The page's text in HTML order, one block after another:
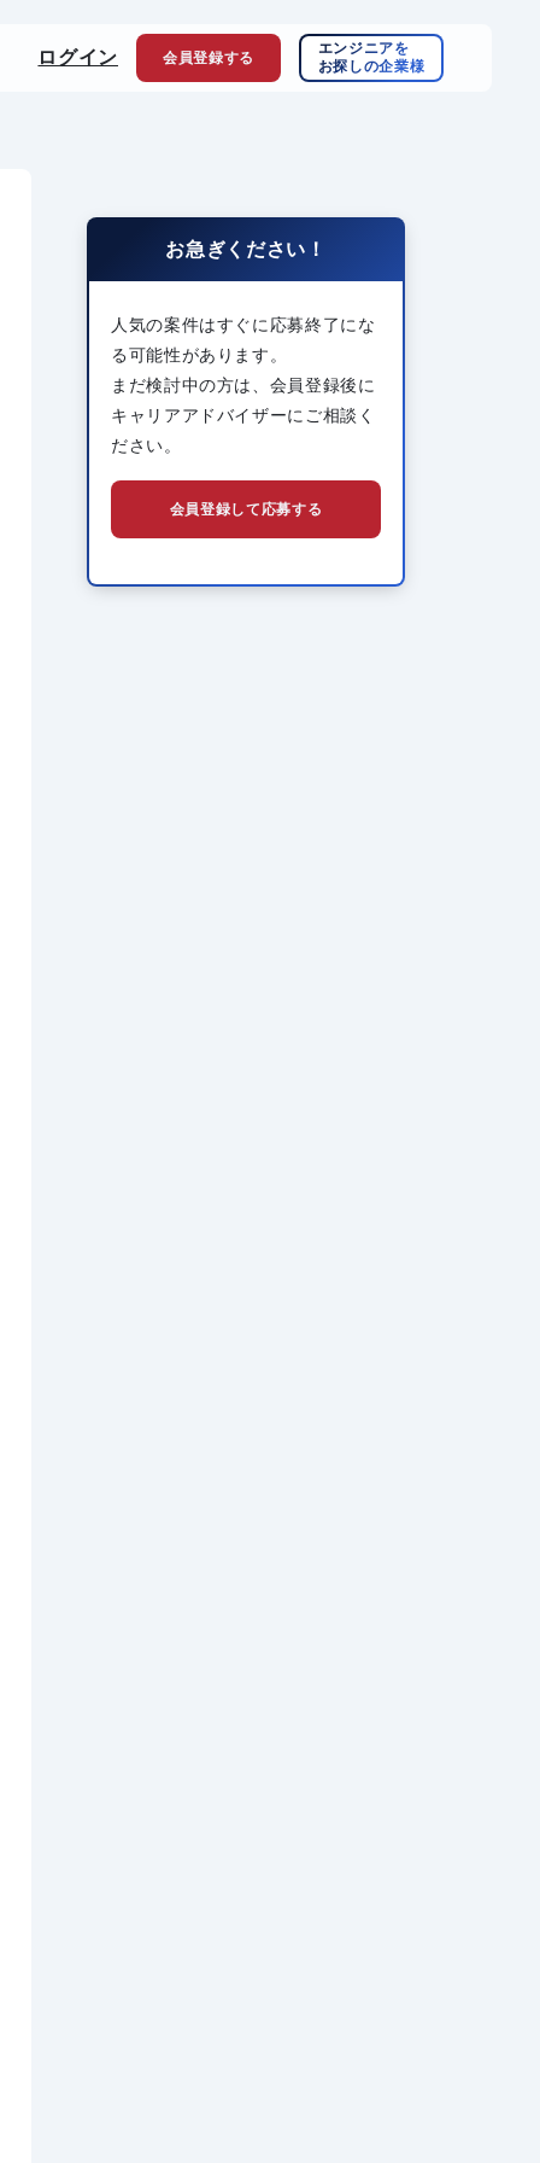
ログイン 会員登録する
エンジニアを
お探しの企業様
お急ぎください！
人気の案件はすぐに応募終了にな
る可能性があります。
まだ検討中の方は、会員登録後に
キャリアアドバイザーにご相談く
ださい。
会員登録して応募する